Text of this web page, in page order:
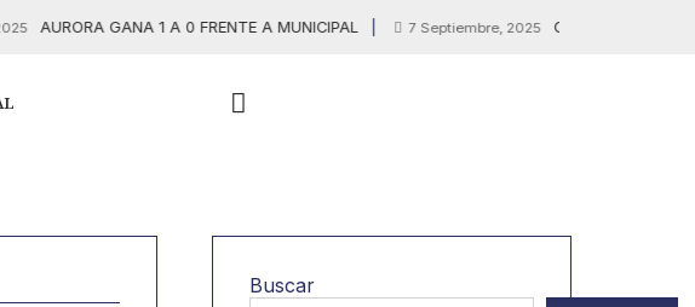
GANA 1 A 0 FRENTE A MUNICIPAL 7 Septiembre, 2025 GUATEMALTECO ENTRE
Buscar